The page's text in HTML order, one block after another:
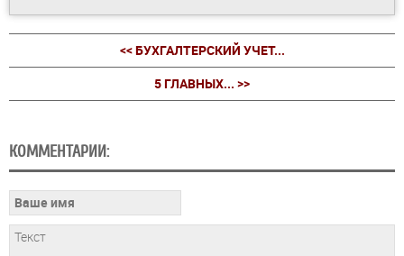
<< БУХГАЛТЕРСКИЙ УЧЕТ...
5 ГЛАВНЫХ... >>
КОММЕНТАРИИ: